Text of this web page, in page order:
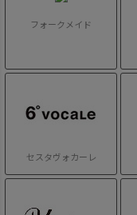
フォークメイド
セスタヴォカーレ